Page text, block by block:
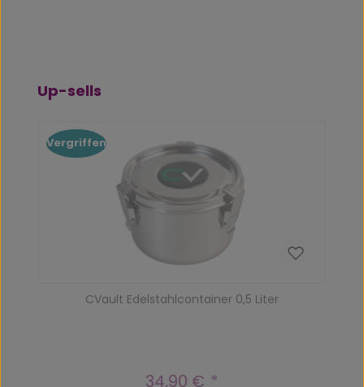
Produktgalerie überspringen
Up-sells
Vergriffen
CVault Edelstahlcontainer 0,5 Liter
Regulärer Preis:
34,90 €